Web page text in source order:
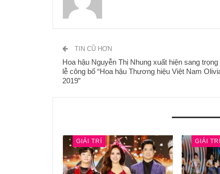
TIN CŨ HƠN
Hoa hậu Nguyễn Thị Nhung xuất hiện sang trọng
lễ công bố “Hoa hậu Thương hiệu Việt Nam
2019”
GIẢI TRÍ GIẢI